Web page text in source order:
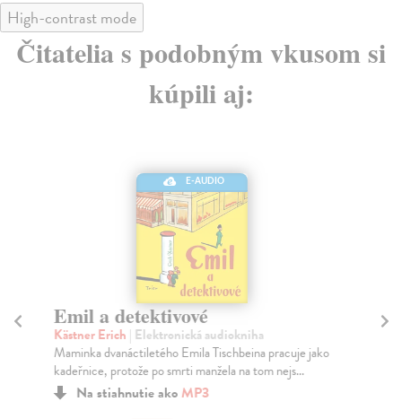
High-contrast mode
Čitatelia s podobným vkusom si
kúpili aj:
E-AUDIO
Emil a detektivové
Kästner Erich | Elektronická audiokniha
Maminka dvanáctiletého Emila Tischbeina pracuje jako
kadeřnice, protože po smrti manžela na tom nejs...
Na stiahnutie akoMP3